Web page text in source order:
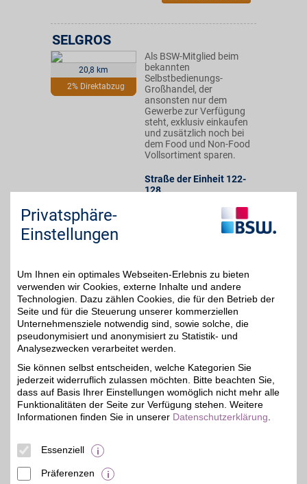
20,8 km
2% Direktabzug
SELGROS
Als BSW-Mitglied beim
bekannten
Selbstbedienungs-
Großhandel, der
ansonsten nur dem
Gewerbe zur Verfügung
steht, exklusiv einkaufen
und zusätzlich noch bei
dem Food und Non-Food
Vollsortiment sparen.
Straße der Einheit 122-
128,
28 km
2%
nahkauf
Am Markt 21,
15345
Petershagen/Eggersdorf
Auf Karte anzeigen
Zum Partnerprofil
37,8 km
REWE Philipp Fischer
Privatsphäre-
Einstellungen
Um Ihnen ein optimales Webseiten-Erlebnis zu bieten
verwenden wir Cookies, externe Inhalte und andere
Technologien. Dazu zählen Cookies, die für den Betrieb der
Seite und für die Steuerung unserer kommerziellen
Unternehmensziele notwendig sind, sowie solche, die
pseudonymisiert und anonymisiert zu Statistik- und
Analysezwecken verarbeitet werden.
Sie können selbst entscheiden, welche Kategorien Sie
jederzeit widerruflich zulassen möchten. Bitte beachten Sie,
dass auf Basis Ihrer Einstellungen womöglich nicht mehr alle
Funktionalitäten der Seite zur Verfügung stehen. Weitere
Informationen finden Sie in unserer Datenschutzerklärung
Essenziell
Präferenzen